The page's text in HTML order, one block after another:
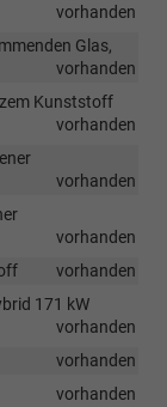
vorhanden
Glas,
vorhanden
Kunststoff
vorhanden
vorhanden
vorhanden
vorhanden
171 kW
vorhanden
vorhanden
vorhanden